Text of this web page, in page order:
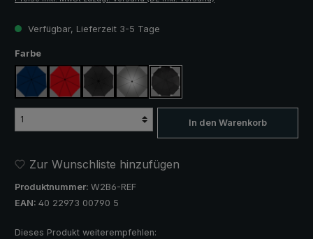
Verfügbar, Lieferzeit 3-5 Tage
Farbeauswählen
marineblau
rot schwarzsilber, UV-Schutz 50+
schwarz, mit Reflektoren
In den Warenkorb
Zur Wunschliste hinzufügen
Produktnummer: W2B6-REF
EAN: 40 22973 00790 5
Dieses Produkt weiterempfehlen: